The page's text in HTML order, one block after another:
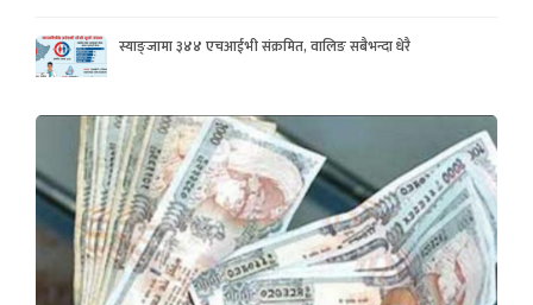
स्याङ्जामा ३४४ एचआईभी संक्रमित, वालिङ सबैभन्दा धेरै